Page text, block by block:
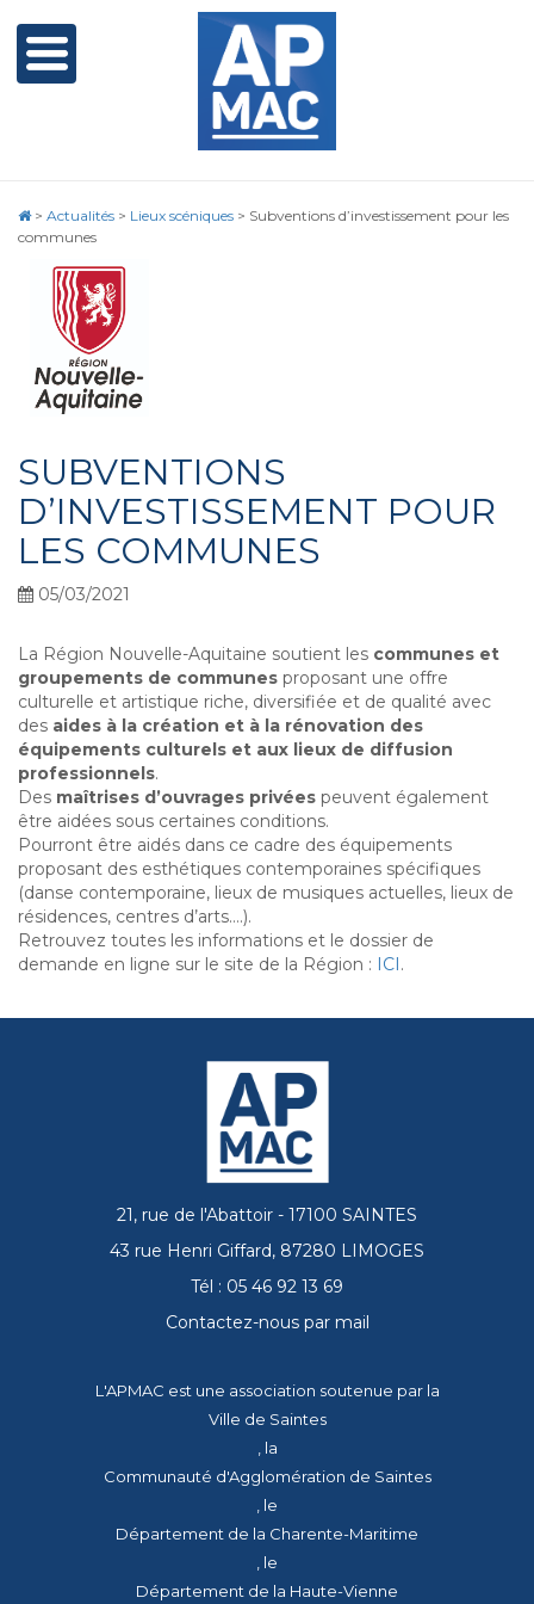
> Actualités > Lieux scéniques > Subventions d’investissement pour les
communes
SUBVENTIONS
D’INVESTISSEMENT POUR
LES COMMUNES
05/03/2021
La Région Nouvelle-Aquitaine soutient les communes et
groupements de communes proposant une offre
culturelle et artistique riche, diversifiée et de qualité avec
des aides à la création et à la rénovation des
équipements culturels et aux lieux de diffusion
professionnels.
Des maîtrises d’ouvrages privées peuvent également
être aidées sous certaines conditions.
Pourront être aidés dans ce cadre des équipements
proposant des esthétiques contemporaines spécifiques
(danse contemporaine, lieux de musiques actuelles, lieux de
résidences, centres d’arts….).
Retrouvez toutes les informations et le dossier de
demande en ligne sur le site de la Région : ICI.
21, rue de l'Abattoir - 17100 SAINTES
43 rue Henri Giffard, 87280 LIMOGES
Tél : 05 46 92 13 69
Contactez-nous par mail
L'APMAC est une association soutenue par la
Ville de Saintes
, la
Communauté d'Agglomération de Saintes
, le
Département de la Charente-Maritime
, le
Département de la Haute-Vienne